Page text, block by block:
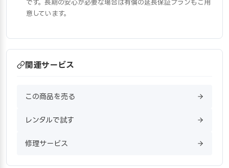
です。長期の安心が必要な場合は有償の延長保証プランもご用
意しています。
関連サービス
この商品を売る
レンタルで試す
修理サービス